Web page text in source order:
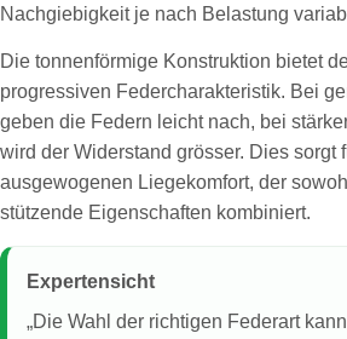
Nachgiebigkeit je nach Belastung
Die tonnenförmige Konstruktion bietet
progressiven Federcharakteristik. Bei
geben die Federn leicht nach, bei
wird der Widerstand grösser. Dies sorgt
ausgewogenen Liegekomfort, der
stützende Eigenschaften kombiniert.
Expertensicht
„Die Wahl der richtigen Federart